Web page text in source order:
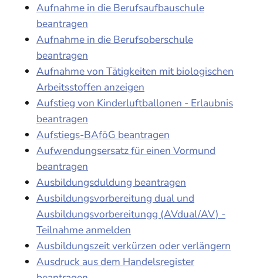
Aufnahme in die Berufsaufbauschule
beantragen
Aufnahme in die Berufsoberschule
beantragen
Aufnahme von Tätigkeiten mit biologischen
Arbeitsstoffen anzeigen
Aufstieg von Kinderluftballonen - Erlaubnis
beantragen
Aufstiegs-BAföG beantragen
Aufwendungsersatz für einen Vormund
beantragen
Ausbildungsduldung beantragen
Ausbildungsvorbereitung dual und
Ausbildungsvorbereitungg (AVdual/AV) -
Teilnahme anmelden
Ausbildungszeit verkürzen oder verlängern
Ausdruck aus dem Handelsregister